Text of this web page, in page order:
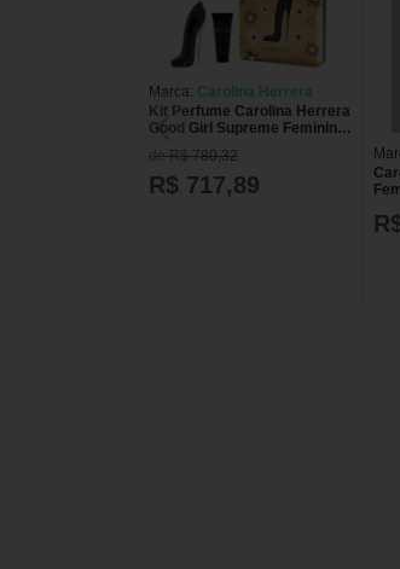
Marca: Carolina Herrera
Kit Perfume Carolina Herrera
Good Girl Supreme Feminino
Hidratante 100ml
de R$ 780,32
R$ 717,89